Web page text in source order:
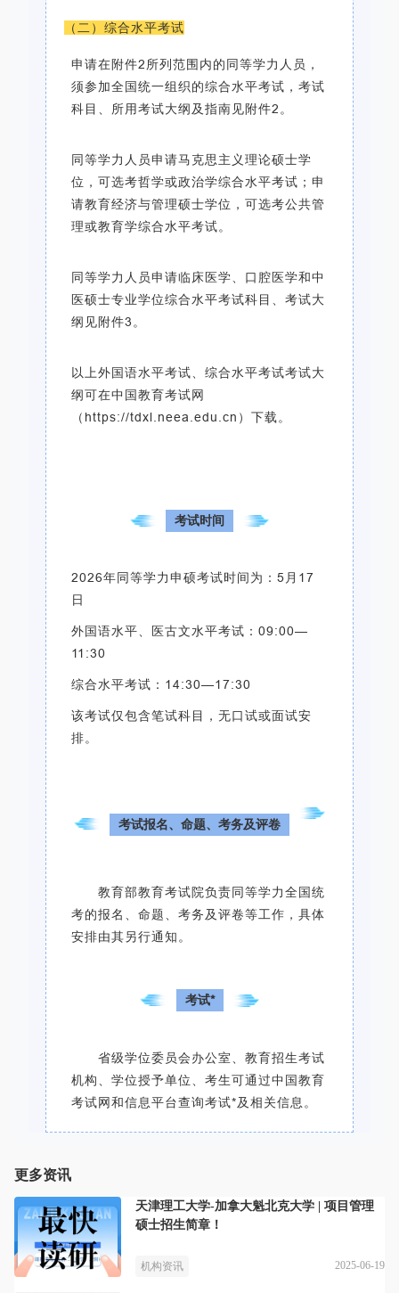
（二）综合水平考试
申请在附件2所列范围内的同等学力人员，
须参加全国统一组织的综合水平考试，考试
科目、所用考试大纲及指南见附件2。
同等学力人员申请马克思主义理论硕士学
位，可选考哲学或政治学综合水平考试；申
请教育经济与管理硕士学位，可选考公共管
理或教育学综合水平考试。
同等学力人员申请临床医学、口腔医学和中
医硕士专业学位综合水平考试科目、考试大
纲见附件3。
以上外国语水平考试、综合水平考试考试大
纲可在中国教育考试网
（https://tdxl.neea.edu.cn）下载。
考试时间
2026年同等学力申硕考试时间为：5月17
日
外国语水平、医古文水平考试：09:00—
11:30
综合水平考试：14:30—17:30
该考试仅包含笔试科目，无口试或面试安
排。
考试报名、命题、考务及评卷
教育部教育考试院负责同等学力全国统
考的报名、命题、考务及评卷等工作，具体
安排由其另行通知。
考试*
省级学位委员会办公室、教育招生考试
机构、学位授予单位、考生可通过中国教育
考试网和信息平台查询考试*及相关信息。
更多资讯
天津理工大学-加拿大魁北克大学 | 项目管理
硕士招生简章！
机构资讯 2025-06-19